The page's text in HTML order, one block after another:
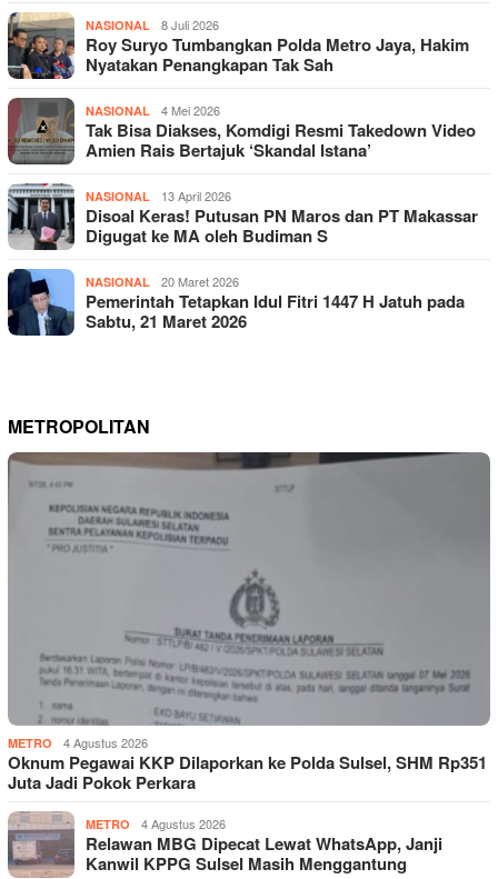
NASIONAL 8 Juli 2026
Roy Suryo Tumbangkan Polda Metro Jaya, Hakim
Nyatakan Penangkapan Tak Sah
NASIONAL 4 Mei 2026
Tak Bisa Diakses, Komdigi Resmi Takedown Video
Amien Rais Bertajuk ‘Skandal Istana’
NASIONAL 13 April 2026
Disoal Keras! Putusan PN Maros dan PT Makassar
Digugat ke MA oleh Budiman S
NASIONAL 20 Maret 2026
Pemerintah Tetapkan Idul Fitri 1447 H Jatuh pada
Sabtu, 21 Maret 2026
METROPOLITAN
METRO 4 Agustus 2026
Oknum Pegawai KKP Dilaporkan ke Polda Sulsel, SHM Rp351
Juta Jadi Pokok Perkara
METRO 4 Agustus 2026
Relawan MBG Dipecat Lewat WhatsApp, Janji
Kanwil KPPG Sulsel Masih Menggantung